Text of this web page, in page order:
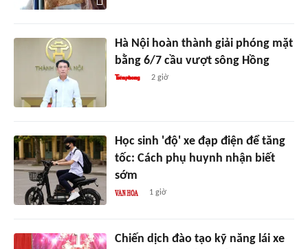
Hà Nội hoàn thành giải phóng mặt
bằng 6/7 cầu vượt sông Hồng
2 giờ
Học sinh 'độ' xe đạp điện để tăng
tốc: Cách phụ huynh nhận biết
sớm
1 giờ
Chiến dịch đào tạo kỹ năng lái xe